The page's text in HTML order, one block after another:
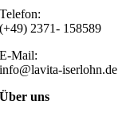
Telefon:
(+49) 2371- 158589
E-Mail:
info@lavita-iserlohn.de
Über uns